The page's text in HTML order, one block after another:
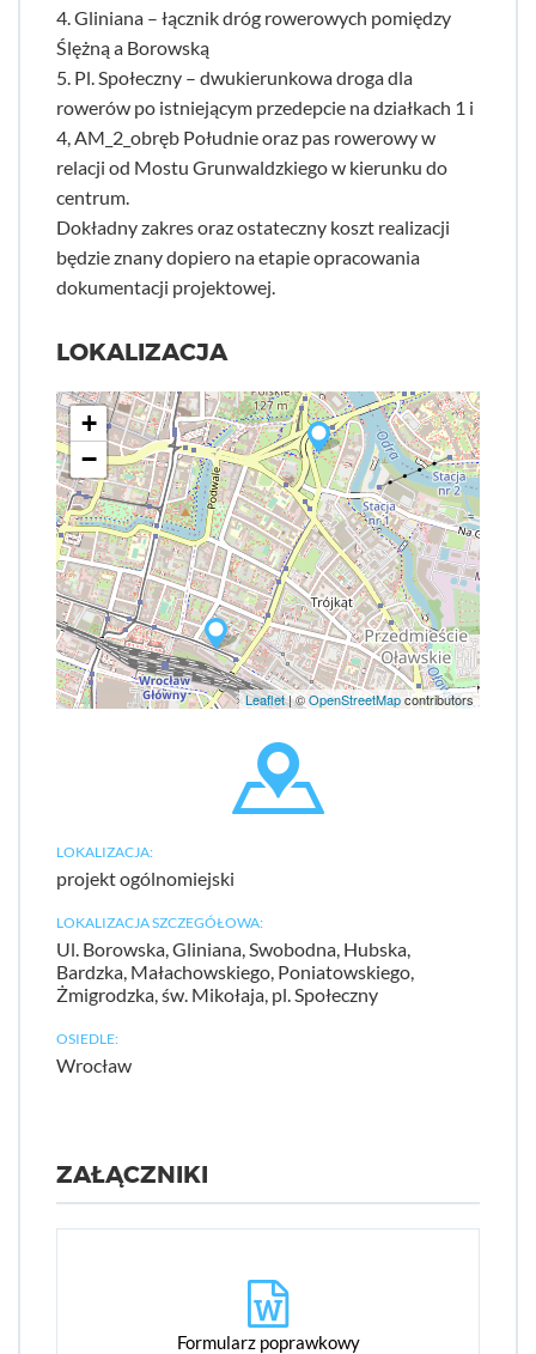
4. Gliniana – łącznik dróg rowerowych pomiędzy
Ślężną a Borowską
5. Pl. Społeczny – dwukierunkowa droga dla
rowerów po istniejącym przedepcie na działkach 1 i
4, AM_2_obręb Południe oraz pas rowerowy w
relacji od Mostu Grunwaldzkiego w kierunku do
centrum.
Dokładny zakres oraz ostateczny koszt realizacji
będzie znany dopiero na etapie opracowania
dokumentacji projektowej.
LOKALIZACJA
+
−
Leaflet| ©OpenStreetMapcontributors
LOKALIZACJA:
projekt ogólnomiejski
LOKALIZACJA SZCZEGÓŁOWA:
Ul. Borowska, Gliniana, Swobodna, Hubska,
Bardzka, Małachowskiego, Poniatowskiego,
Żmigrodzka, św. Mikołaja, pl. Społeczny
OSIEDLE:
Wrocław
ZAŁĄCZNIKI
Formularz poprawkowy